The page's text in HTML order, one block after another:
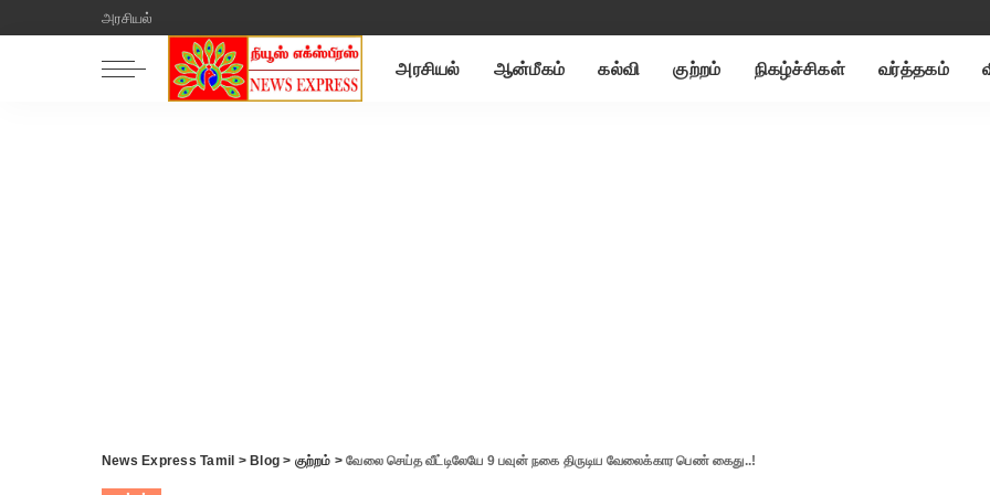
அரசியல்
அரசியல் ஆன்மீகம் கல்வி குற்றம் நிகழ்ச்சிகள் வர்த்தகம்
News Express Tamil > Blog > குற்றம் >வேலை செய்த வீட்டிலேயே 9 பவுன் நகை திருடிய வேலைக்கார பெண் கைது..!